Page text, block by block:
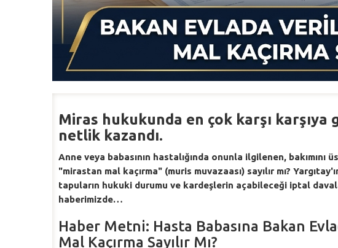
Miras hukukunda en çok karşı
netlik kazandı.
Anne veya babasının hastalığında onunla ilgilenen,
"mirastan mal kaçırma" (muris muvazaası) sayılır mı?
tapuların hukuki durumu ve kardeşlerin açabileceği iptal
haberimizde…
Haber Metni: Hasta Babasına Bakan
Mal Kaçırma Sayılır Mı?